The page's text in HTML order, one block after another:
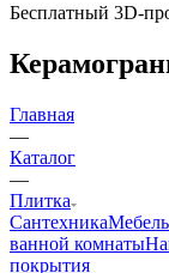
Бесплатный 3D-
Главная
—
Каталог
—
Плитка
Сантехника
ванной комнаты
покрытия